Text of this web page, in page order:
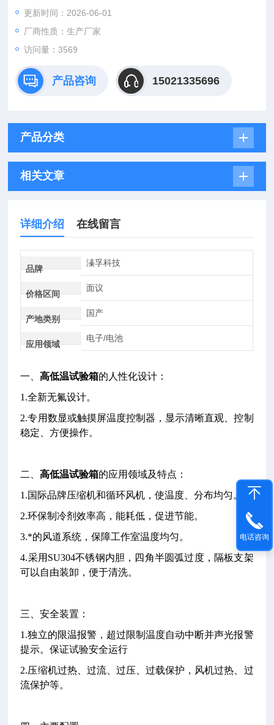
更新时间：2026-06-01
厂商性质：生产厂家
访问量：3569
产品咨询 15021335696
产品分类
相关文章
详细介绍 在线留言
品牌
溱孚科技
价格区间
面议
产地类别
国产
应用领域
电子/电池
一、高低温试验箱的人性化设计：
1.全新无氟设计。
2.专用数显或触摸屏温度控制器，显示清晰直观、控制
稳定、方便操作。
二、高低温试验箱的应用领域及特点：
1.国际品牌压缩机和循环风机，使温度、分布均匀。
2.环保制冷剂效率高，能耗低，促进节能。
3.*的风道系统，保障工作室温度均匀。
4.采用SU304不锈钢内胆，四角半圆弧过度，隔板支架
可以自由装卸，便于清洗。
三、安全装置：
1.独立的限温报警，超过限制温度自动中断并声光报警
提示。保证试验安全运行
2.压缩机过热、过流、过压、过载保护，风机过热、过
流保护等。
电话咨询